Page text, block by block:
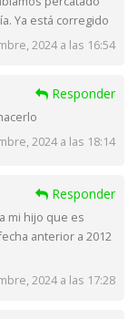
Ya está corregido
2024 a las 16:54
Responder
2024 a las 18:14
Responder
mi hijo que es
anterior a 2012
2024 a las 17:28